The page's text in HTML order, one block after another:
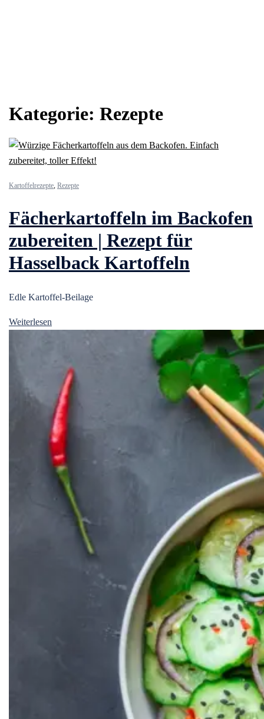
Kategorie: Rezepte
Kartoffelrezepte, Rezepte
Fächerkartoffeln im Backofen
zubereiten | Rezept für
Hasselback Kartoffeln
Edle Kartoffel-Beilage
Weiterlesen